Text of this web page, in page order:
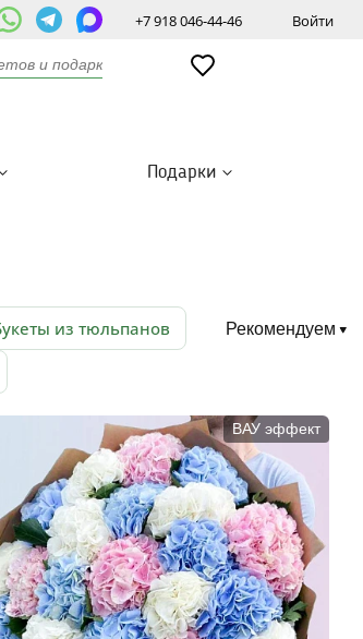
+7 918 046-44-46 Войти
Подарки
из тюльпанов
Рекомендуем
ВАУ эффект